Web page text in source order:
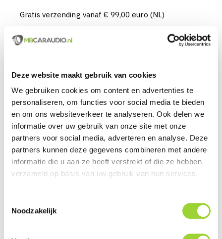
Deze website maakt gebruik van cookies
We gebruiken cookies om content en advertenties te
personaliseren, om functies voor social media te bieden
en om ons websiteverkeer te analyseren. Ook delen we
informatie over uw gebruik van onze site met onze
partners voor social media, adverteren en analyse. Deze
partners kunnen deze gegevens combineren met andere
informatie die u aan ze heeft verstrekt of die ze hebben
verzameld op basis van uw gebruik van hun services.
Noodzakelijk
Gratis verzending vanaf € 99,00 euro (NL)
Servicegericht met kwaliteit boven kwantiteit
Deskundig advies, telefonisch en per e-mail
Professionele montage mogelijk
Gemiddelde klantbeoordeling van 9,5 / 10
INFORMATIE 
De producten van ACV worden ontwikkeld en
fabricage. ACV besteed veel aandacht aan ontwikkeling,
de afwerking en de kwaliteit van het product, wat